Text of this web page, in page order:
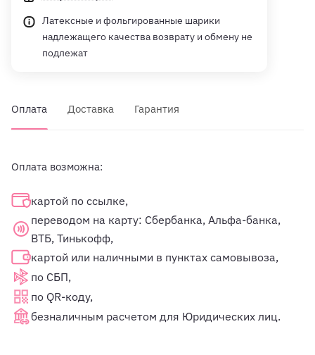
Латексные и фольгированные шарики
надлежащего качества возврату и обмену не
подлежат
Оплата Доставка Гарантия
Оплата возможна:
картой по ссылке,
переводом на карту: Сбербанка, Альфа-банка,
ВТБ, Тинькофф,
картой или наличными в пунктах самовывоза,
по СБП,
по QR-коду,
безналичным расчетом для Юридических лиц.